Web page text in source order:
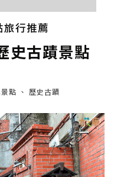
旅行推薦
史古蹟景點
點 歷史古蹟